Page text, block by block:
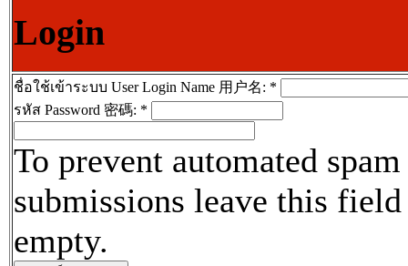
Login
ชื่อใช้เข้าระบบ User Login Name 用户名: *
รหัส Password 密碼: *
To prevent automated spam
submissions leave this field
empty.